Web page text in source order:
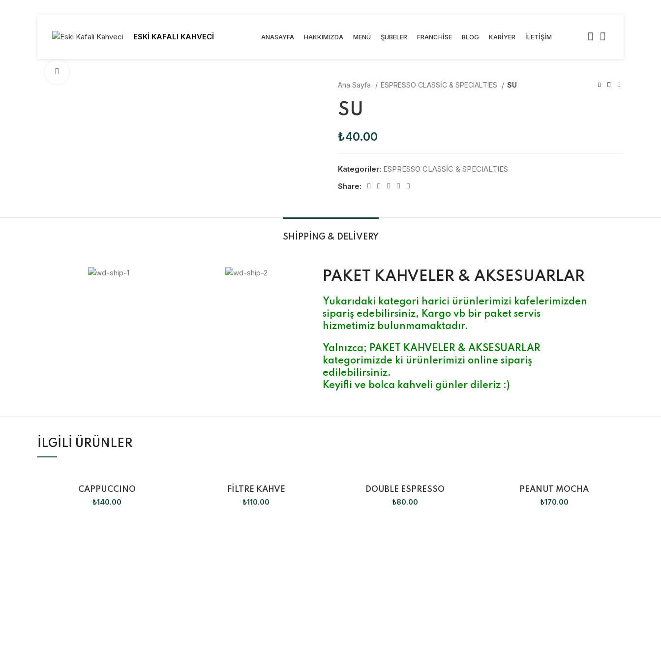
ESKİ KAFALI KAHVECİ ANASAYFA HAKKIMIZDA MENÜ ŞUBELER FRANCHISE BLOG KARIYER İLETIŞIM
Ana Sayfa ESPRESSO CLASSİC & SPECIALTIES SU
SU
₺40.00
Kategoriler: ESPRESSO CLASSİC & SPECIALTIES
Share:
SHIPPING & DELIVERY
PAKET KAHVELER & AKSESUARLAR
Yukarıdaki kategori harici ürünlerimizi kafelerimizden
sipariş edebilirsiniz, Kargo vb bir paket servis
hizmetimiz bulunmamaktadır.
Yalnızca; PAKET KAHVELER & AKSESUARLAR
kategorimizde ki ürünlerimizi online sipariş
edilebilirsiniz.
Keyifli ve bolca kahveli günler dileriz :)
İLGILI ÜRÜNLER
CAPPUCCINO
₺140.00
FİLTRE KAHVE
₺110.00
DOUBLE ESPRESSO
₺80.00
PEANUT MOCHA
₺170.00